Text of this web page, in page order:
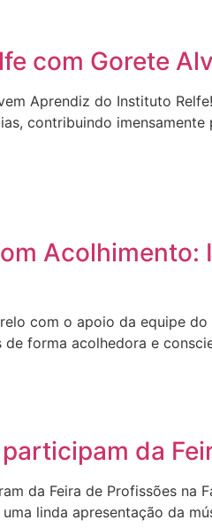
com Gorete
Aprendiz do Instituto
contribuindo
com o apoio da equipe
forma acolhedora e
da
da Feira de Profissões
linda apresentação da